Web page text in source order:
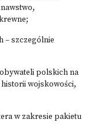
– szczególnie
polskich na
wojskowości,
w zakresie pakietu